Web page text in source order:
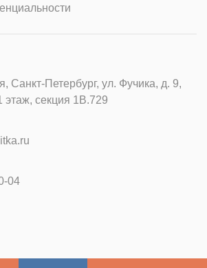
Санкт-Петербург, ул. Фучика, д. 9,
этаж, секция 1В.729
04